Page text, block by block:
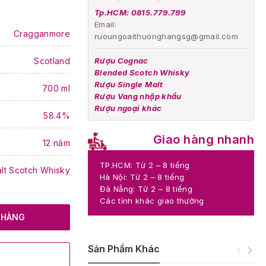
Tp.HCM: 0815.779.799
Email:
ruoungoaithuonghangsg@gmail.com
Rượu Cognac
Blended Scotch Whisky
Rượu Single Malt
Rượu Vang nhập khẩu
Rượu ngoại khác
Giao hàng nhanh
TP.HCM: Từ 2 – 8 tiếng
Hà Nội: Từ 2 – 8 tiếng
Đà Nẵng: Từ 2 – 8 tiếng
Các tỉnh khác giao thường
Sản Phẩm Khác
Cragganmore
Scotland
700 ml
58.4%
12 năm
Scotch Whisky